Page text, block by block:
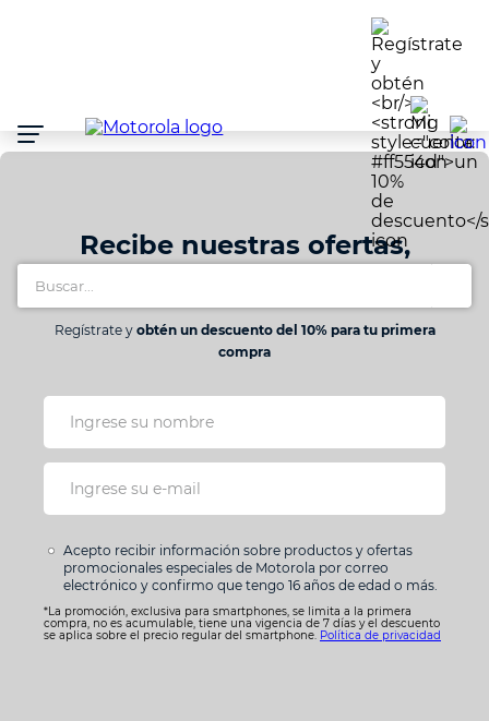
sistema
de
Buscar...
Recibe nuestras ofertas,
lanzamientos y promociones
Regístrate y obtén un descuento del 10% para tu primera
compra
Acepto recibir información sobre productos y ofertas
promocionales especiales de Motorola por correo
electrónico y confirmo que tengo 16 años de edad o más.
*La promoción, exclusiva para smartphones, se limita a la primera
compra, no es acumulable, tiene una vigencia de 7 días y el descuento
se aplica sobre el precio regular del smartphone. Política de privacidad